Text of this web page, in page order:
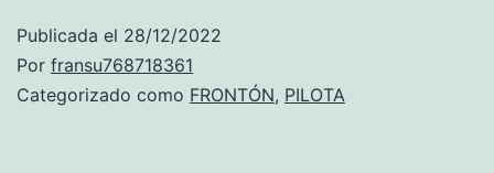
Publicada el 28/12/2022
Por fransu768718361
Categorizado como FRONTÓN, PILOTA